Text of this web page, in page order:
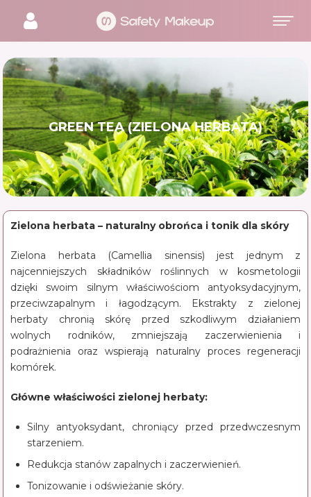
GREEN TEA (ZIELONA HERBATA)
Zielona herbata – naturalny obrońca i tonik dla skóry
Zielona herbata (Camellia sinensis) jest jednym z
najcenniejszych składników roślinnych w kosmetologii
dzięki swoim silnym właściwościom antyoksydacyjnym,
przeciwzapalnym i łagodzącym. Ekstrakty z zielonej
herbaty chronią skórę przed szkodliwym działaniem
wolnych rodników, zmniejszają zaczerwienienia i
podrażnienia oraz wspierają naturalny proces regeneracji
komórek.
Główne właściwości zielonej herbaty:
Silny antyoksydant, chroniący przed przedwczesnym
starzeniem.
Redukcja stanów zapalnych i zaczerwienień.
Tonizowanie i odświeżanie skóry.